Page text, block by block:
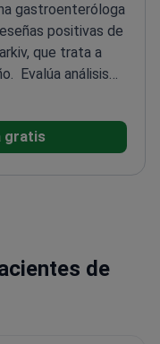
gastroenteróloga
positivas de
que trata a
Evalúa análisis
para detectar
Experta
de Járkov en
gratis
de